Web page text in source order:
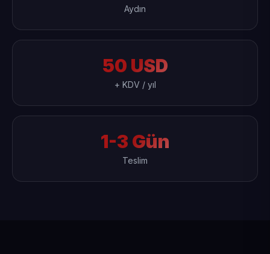
Aydın
50 USD
+ KDV / yıl
1-3 Gün
Teslim